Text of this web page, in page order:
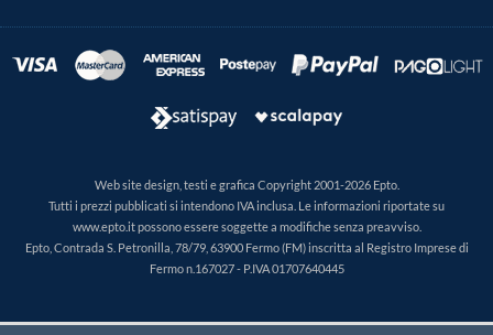
Web site design, testi e grafica Copyright 2001-2026 Epto.
Tutti i prezzi pubblicati si intendono IVA inclusa. Le informazioni riportate su
www.epto.it possono essere soggette a modifiche senza preavviso.
Epto, Contrada S. Petronilla, 78/79, 63900 Fermo (FM) inscritta al Registro Imprese di
Fermo n.167027 - P.IVA 01707640445